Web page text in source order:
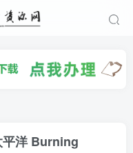
平洋 Burning